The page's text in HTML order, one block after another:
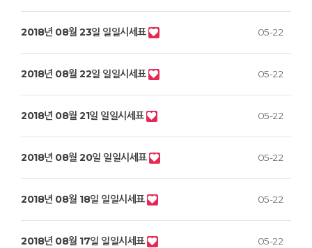
2018년 08월 23일 일일시세표 05-22
2018년 08월 22일 일일시세표 05-22
2018년 08월 21일 일일시세표 05-22
2018년 08월 20일 일일시세표 05-22
2018년 08월 18일 일일시세표 05-22
2018년 08월 17일 일일시세표 05-22